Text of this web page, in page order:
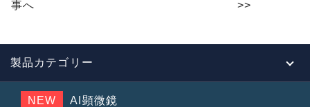
k
事へ
>>
製品カテゴリー
NEW AI顕微鏡